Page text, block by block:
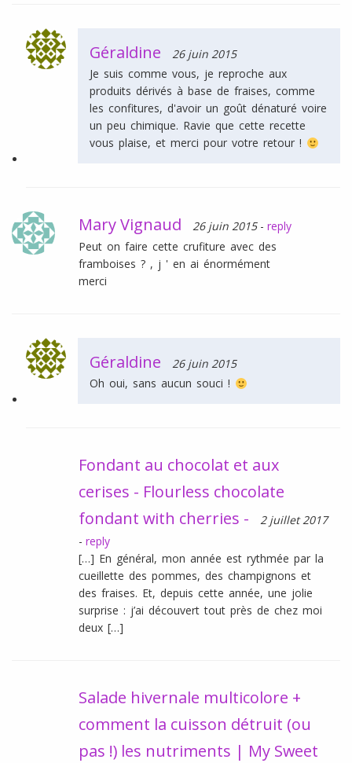
Géraldine
26 juin 2015
Je suis comme vous, je reproche aux
produits dérivés à base de fraises, comme
les confitures, d'avoir un goût dénaturé voire
un peu chimique. Ravie que cette recette
vous plaise, et merci pour votre retour !
Mary Vignaud 26 juin 2015 - reply
Peut on faire cette crufiture avec des
framboises ? , j ' en ai énormément
merci
Géraldine
26 juin 2015
Oh oui, sans aucun souci !
Fondant au chocolat et aux
cerises - Flourless chocolate
fondant with cherries -
2 juillet 2017
- reply
[…] En général, mon année est rythmée par la
cueillette des pommes, des champignons et
des fraises. Et, depuis cette année, une jolie
surprise : j’ai découvert tout près de chez moi
deux […]
Salade hivernale multicolore +
comment la cuisson détruit (ou
pas !) les nutriments | My Sweet